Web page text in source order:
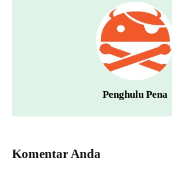
Penghulu Pena
Komentar Anda